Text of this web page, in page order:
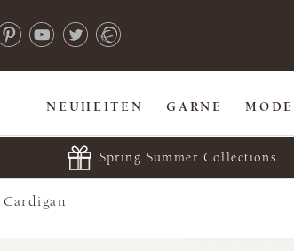
NEUHEITEN GARNE
Spring Summer Collections